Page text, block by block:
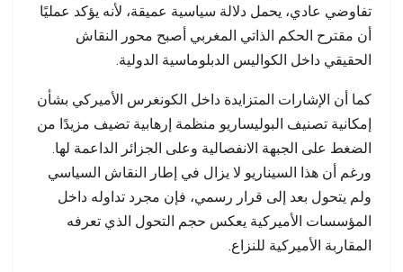
تفاوضي عادي، يحمل دلالة سياسية عميقة، لأنه يؤكد عمليًا
أن مقترح الحكم الذاتي المغربي أصبح محور النقاش
الحقيقي داخل الكواليس الدبلوماسية الدولية.
كما أن الإشارات المتزايدة داخل الكونغرس الأميركي بشأن
إمكانية تصنيف البوليساريو منظمة إرهابية تضيف مزيدًا من
الضغط على الجبهة الانفصالية وعلى الجزائر الداعمة لها.
ورغم أن هذا السيناريو لا يزال في إطار النقاش السياسي
ولم يتحول بعد إلى قرار رسمي، فإن مجرد تداوله داخل
المؤسسات الأميركية يعكس حجم التحول الذي تعرفه
المقاربة الأميركية للنزاع.